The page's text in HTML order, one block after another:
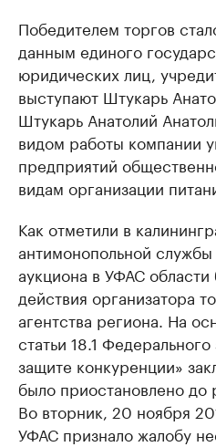
Победителем торгов
данным единого
юридических лиц,
выступают Штукарь
Штукарь Анатолий
видом работы компании
предприятий
видам организации
Как отметили в
антимонопольной
аукциона в УФАС
действия организатора
агентства региона. На
статьи 18.1
защите конкуренции»
было приостановлено
Во вторник, 20 ноября
УФАС признало жалобу